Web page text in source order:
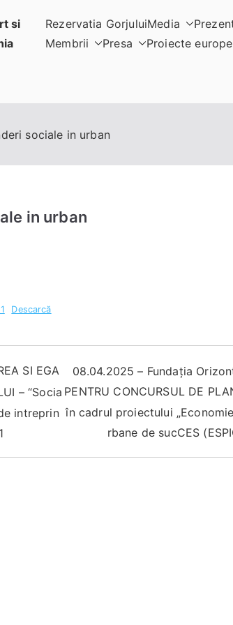
si
Rezervatia GorjuluiMedia
Membrii
Presa Proiecte
sociale in urban
in urban
Descarcă
SI EGA
– “Socia
intreprin
08.04.2025 – Fundația
PENTRU CONCURSUL DE
în cadrul proiectului
rbane de sucCES